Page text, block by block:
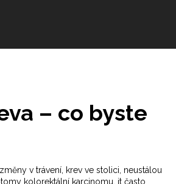
– co byste
v trávení, krev ve stolici, neustálou
kolorektální karcinomu , it často